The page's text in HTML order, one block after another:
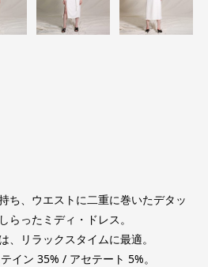
ち、ウエストに二重に巻いたデタッ
らったミディ・ドレス。
、リラックスタイムに最適。
イン 35% / アセテート 5%。